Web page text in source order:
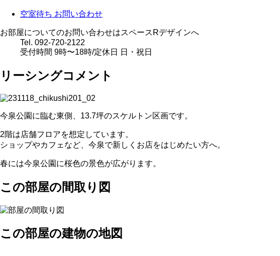
空室待ち お問い合わせ
お部屋についてのお問い合わせはスペースRデザインへ
Tel. 092-720-2122
受付時間 9時〜18時/定休日 日・祝日
リーシングコメント
今泉公園に臨む東側、13.7坪のスケルトン区画です。
2階は店舗フロアを想定しています。
ショップやカフェなど、今泉で新しくお店をはじめたい方へ。
春には今泉公園に桜色の景色が広がります。
この部屋の間取り図
この部屋の建物の地図